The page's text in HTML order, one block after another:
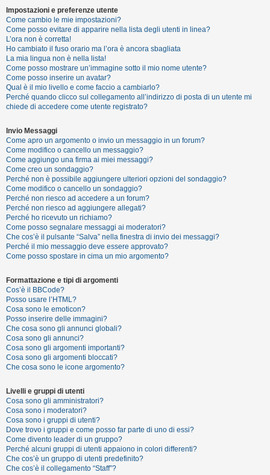
n
t
i
s
e
n
z
a
i
s
p
o
s
t
a
r
g
o
m
e
n
t
a
t
t
i
v
i
Impostazioni e preferenze utente
Come cambio le mie impostazioni?
Come posso evitare di apparire nella lista degli utenti in linea?
L’ora non è corretta!
Ho cambiato il fuso orario ma l’ora è ancora sbagliata
La mia lingua non è nella lista!
Come posso mostrare un’immagine sotto il mio nome utente?
Come posso inserire un avatar?
Qual è il mio livello e come faccio a cambiarlo?
Perché quando clicco sul collegamento all’indirizzo di posta di un utente mi
chiede di accedere come utente registrato?
Invio Messaggi
Come apro un argomento o invio un messaggio in un forum?
Come modifico o cancello un messaggio?
Come aggiungo una firma ai miei messaggi?
Come creo un sondaggio?
Perché non è possibile aggiungere ulteriori opzioni del sondaggio?
Come modifico o cancello un sondaggio?
Perché non riesco ad accedere a un forum?
Perché non riesco ad aggiungere allegati?
Perché ho ricevuto un richiamo?
Come posso segnalare messaggi ai moderatori?
Che cos’è il pulsante “Salva” nella finestra di invio dei messaggi?
Perché il mio messaggio deve essere approvato?
Come posso spostare in cima un mio argomento?
Formattazione e tipi di argomenti
Cos’è il BBCode?
Posso usare l’HTML?
Cosa sono le emoticon?
Posso inserire delle immagini?
Che cosa sono gli annunci globali?
Cosa sono gli annunci?
Cosa sono gli argomenti importanti?
Cosa sono gli argomenti bloccati?
Che cosa sono le icone argomento?
Livelli e gruppi di utenti
Cosa sono gli amministratori?
Cosa sono i moderatori?
Cosa sono i gruppi di utenti?
Dove trovo i gruppi e come posso far parte di uno di essi?
Come divento leader di un gruppo?
Perché alcuni gruppi di utenti appaiono in colori differenti?
Che cos’è un gruppo di utenti predefinito?
Che cos’è il collegamento “Staff”?